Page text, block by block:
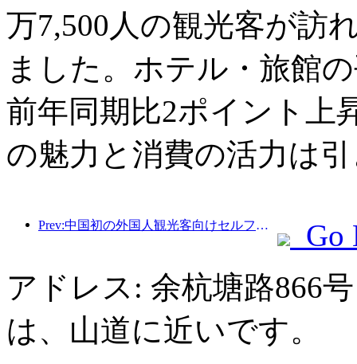
万7,500人の観光客が訪
ました。ホテル・旅館
前年同期比2ポイント上
の魅力と消費の活力は
Prev:中国初の外国人観光客向けセルフサービス文化観光消費システムが上海で開始
Go
アドレス: 余杭塘路866
は、山道に近いです。